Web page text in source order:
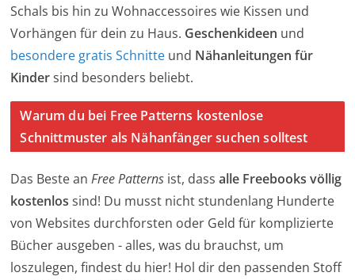
Schals bis hin zu Wohnaccessoires wie Kissen und
Vorhängen für dein zu Haus. Geschenkideen und
besondere gratis Schnitte und Nähanleitungen für
Kindersind besonders beliebt.
Warum du bei Free Patterns kostenlose
Schnittmuster als Nähanfänger suchen solltest
Das Beste anFree Patterns ist, dassalle Freebooks völlig
kostenlos sind! Du musst nicht stundenlang Hunderte
von Websites durchforsten oder Geld für komplizierte
Bücher ausgeben - alles, was du brauchst, um
loszulegen, findest du hier! Hol dir den passenden Stoff